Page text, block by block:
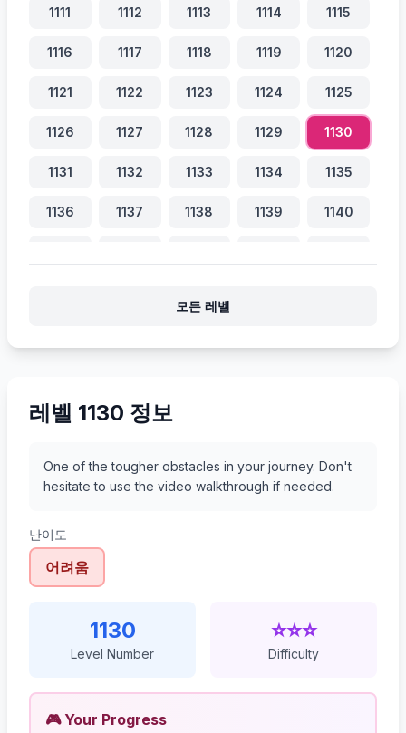
1111 1112 1113 1114 1115
1116 1117 1118 1119 1120
1121 1122 1123 1124 1125
1126 1127 1128 1129 1130
1131 1132 1133 1134 1135
1136 1137 1138 1139 1140
모든 레벨
레벨 1130 정보
One of the tougher obstacles in your journey. Don't
hesitate to use the video walkthrough if needed.
난이도
어려움
1130
Level Number
⭐⭐⭐
Difficulty
🎮 Your Progress